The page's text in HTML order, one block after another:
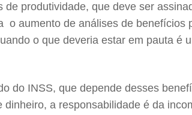
produtividade, que deve ser
aumento de análises de benefícios
o que deveria estar em pauta é
do INSS, que depende desses
a responsabilidade é da